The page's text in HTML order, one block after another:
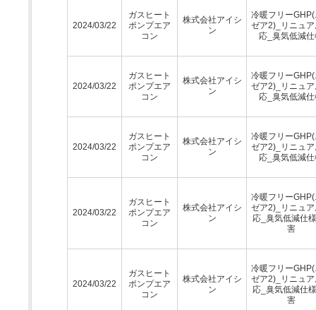
2024/03/22
ガスヒート
ポンプエア
コン
株式会社アイシ
ン
冷暖フリー
ゼア2)_リニュア
応_臭気低減
2024/03/22
ガスヒート
ポンプエア
コン
株式会社アイシ
ン
冷暖フリー
ゼア2)_リニュア
応_臭気低減
2024/03/22
ガスヒート
ポンプエア
コン
株式会社アイシ
ン
冷暖フリー
ゼア2)_リニュア
応_臭気低減
2024/03/22
ガスヒート
ポンプエア
コン
株式会社アイシ
ン
冷暖フリー
ゼア2)_リニュア
応_臭気低減仕
害
2024/03/22
ガスヒート
ポンプエア
コン
株式会社アイシ
ン
冷暖フリー
ゼア2)_リニュア
応_臭気低減仕
害